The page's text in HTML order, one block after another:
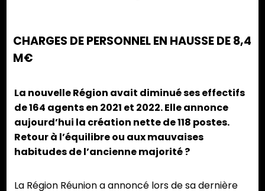
CHARGES DE PERSONNEL EN HAUSSE DE 8,4
M€
La nouvelle Région avait diminué ses effectifs
de 164 agents en 2021 et 2022. Elle annonce
aujourd’hui la création nette de 118 postes.
Retour à l’équilibre ou aux mauvaises
habitudes de l’ancienne majorité ?
La Région Réunion a annoncé lors de sa dernière